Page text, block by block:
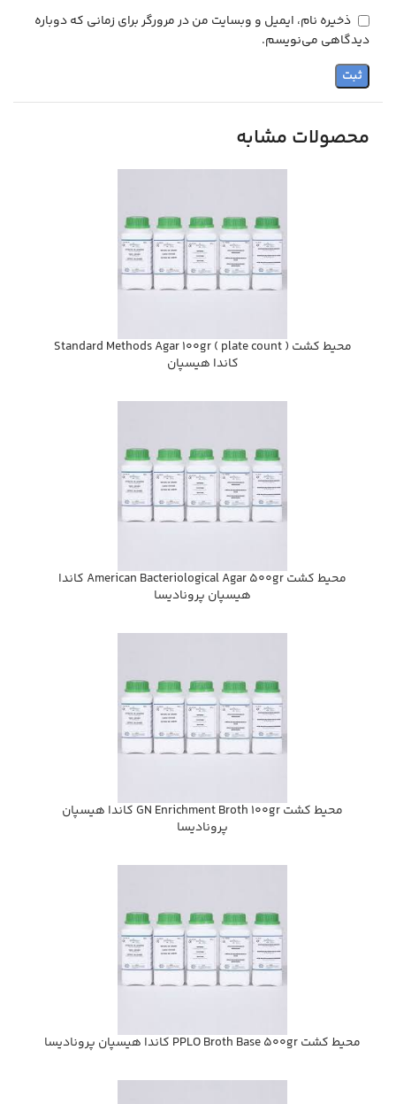
ذخیره نام، ایمیل و وبسایت من در مرورگر برای زمانی که دوباره
دیدگاهی می‌نویسم.
محصولات مشابه
محيط كشت ( Standard Methods Agar 100gr ( plate count
كاندا هيسپان
محيط كشت American Bacteriological Agar 500gr كاندا
هيسپان پروناديسا
محيط كشت GN Enrichment Broth 100gr كاندا هيسپان
پروناديسا
محيط كشت PPLO Broth Base 500gr كاندا هيسپان پروناديسا